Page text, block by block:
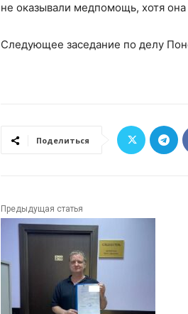
не оказывали медпомощь, хотя
Следующее заседание по делу
Поделиться
Предыдущая статья